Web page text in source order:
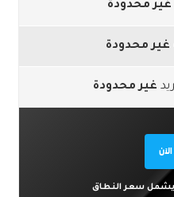
غير محدودة
غير محدودة
غير محدودة
سعر النطاق